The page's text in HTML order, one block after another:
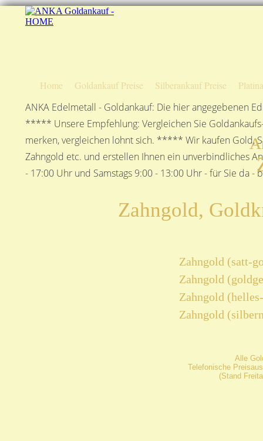
Home Goldankauf Preise Silberankauf Preise
ANKA Edelmetall - Goldankauf: Die hier angegebenen
***** Unsere Empfehlung: Vergleichen Sie
merken, vergleichen lohnt sich. ***** Wir kaufen Gold,
Zahngold etc. und erstellen Ihnen ein unverbindliches
- 17:00 Uhr und Samstags 9:00 - 13:00 Uhr - für Sie
Zahngold,
Zahngold (satt-
Zahngold
Zahngold
Zahngold
Alle
Telefonische
(Stand